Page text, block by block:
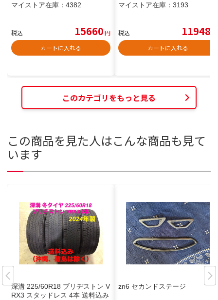
マイストア在庫： 4382
税込 15660円
カートに入れる
マイストア在庫： 3193
税込 11948
カートに入れる
このカテゴリをもっと見る
この商品を見た人はこんな商品も見て
います
深溝 225/60R18 ブリヂストン V
RX3 スタッドレス 4本 送料込み
zn6 セカンドステージ